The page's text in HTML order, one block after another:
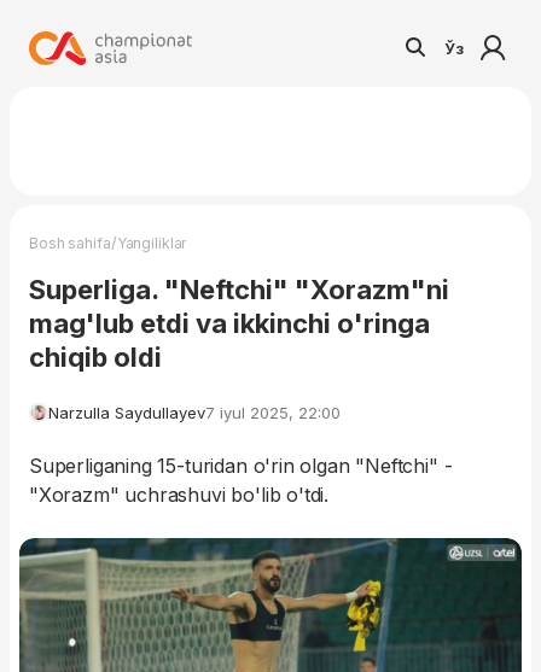
Ўз
Bosh sahifa/Yangiliklar
Superliga. "Neftchi" "Xorazm"ni
mag'lub etdi va ikkinchi o'ringa
chiqib oldi
Narzulla Saydullayev7 iyul 2025, 22:00
Superliganing 15-turidan o'rin olgan "Neftchi" -
"Xorazm" uchrashuvi bo'lib o'tdi.